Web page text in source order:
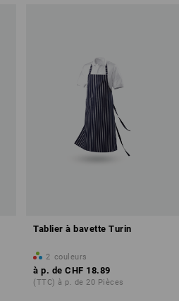
Tablier à bavette Turin
2 couleurs
à p. de CHF 18.89
(TTC) à p. de 20 Pièces